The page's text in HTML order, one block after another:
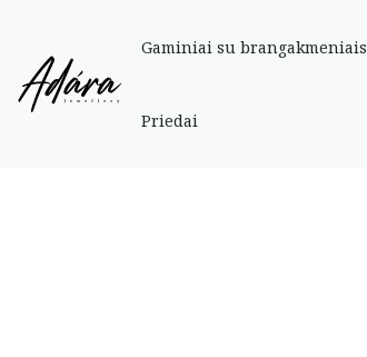
Gaminiai su brangakmeniais
Priedai
Pradinis Parduotuve » Auksiniai